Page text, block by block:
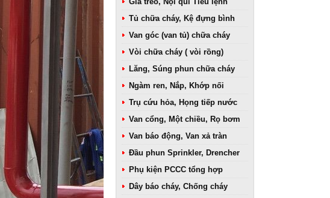
Tủ chữa cháy, Kệ đựng bình
Van góc (van tủ) chữa cháy
Vòi chữa cháy ( vòi rồng)
Lăng, Súng phun chữa cháy
Ngàm ren, Nắp, Khớp nối
Trụ cứu hỏa, Họng tiếp nước
Van cổng, Một chiều, Rọ bơm
Van báo động, Van xả tràn
Đầu phun Sprinkler, Drencher
Phụ kiện PCCC tổng hợp
Dây báo cháy, Chống cháy